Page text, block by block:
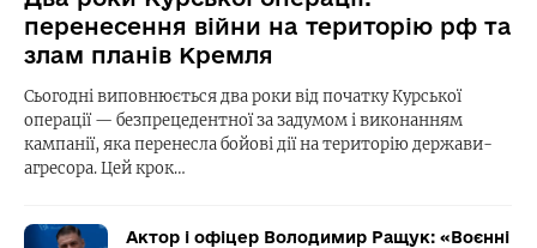
перенесення війни на територію рф та
злам планів Кремля
Сьогодні виповнюється два роки від початку Курської
операції — безпрецедентної за задумом і виконанням
кампанії, яка перенесла бойові дії на територію держави-
агресора. Цей крок…
Актор і офіцер Володимир Ращук: «Воєнні